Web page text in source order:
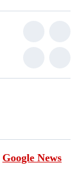
Google News